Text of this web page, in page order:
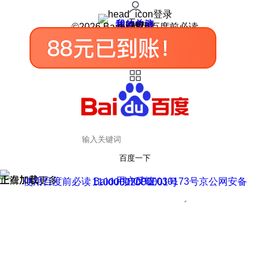
登录
我的关注
我的收藏
皮肤中心
用户反馈
设置
©2026 Baidu 使用百度前必读
百度一下
正在加载
上滑加载更多 用户反馈
使用百度前必读 Baidu 京ICP证030173号
京公网安备11000002000001号